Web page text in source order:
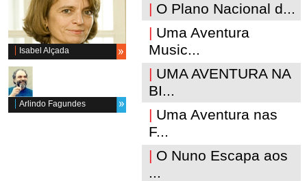
Isabel Alçada
Arlindo Fagundes
| O Plano Nacional d...
| Uma Aventura
Music...
| UMA AVENTURA NA
BI...
| Uma Aventura nas
F...
| O Nuno Escapa aos
...